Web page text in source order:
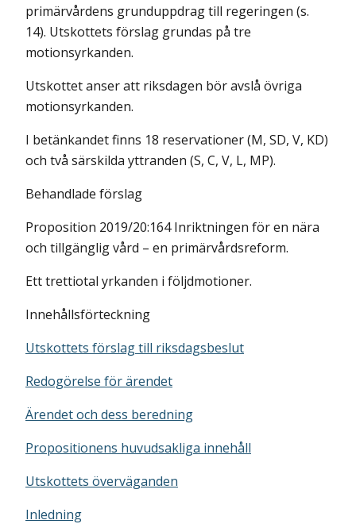
primärvårdens grunduppdrag till regeringen (s.
14). Utskottets förslag grundas på tre
motionsyrkanden.
Utskottet anser att riksdagen bör avslå övriga
motionsyrkanden.
I betänkandet finns 18 reservationer (M, SD, V, KD)
och två särskilda yttranden (S, C, V, L, MP).
Behandlade förslag
Proposition 2019/20:164 Inriktningen för en nära
och tillgänglig vård – en primärvårdsreform.
Ett trettiotal yrkanden i följdmotioner.
Innehållsförteckning
Utskottets förslag till riksdagsbeslut
Redogörelse för ärendet
Ärendet och dess beredning
Propositionens huvudsakliga innehåll
Utskottets överväganden
Inledning